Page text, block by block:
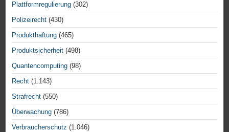
Plattformregulierung (302)
Polizeirecht (430)
Produkthaftung (465)
Produktsicherheit (498)
Quantencomputing (98)
Recht (1.143)
Strafrecht (550)
Überwachung (786)
Verbraucherschutz (1.046)